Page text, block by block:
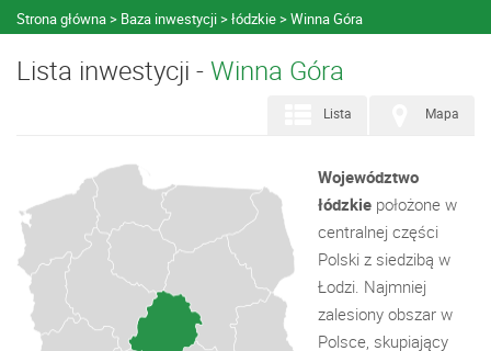
Strona główna Baza inwestycji łódzkie Winna Góra
Lista inwestycji - Winna Góra
Mapa
Lista
Województwo
łódzkie położone w
centralnej części
Polski z siedzibą w
Łodzi. Najmniej
zalesiony obszar w
Polsce, skupiający